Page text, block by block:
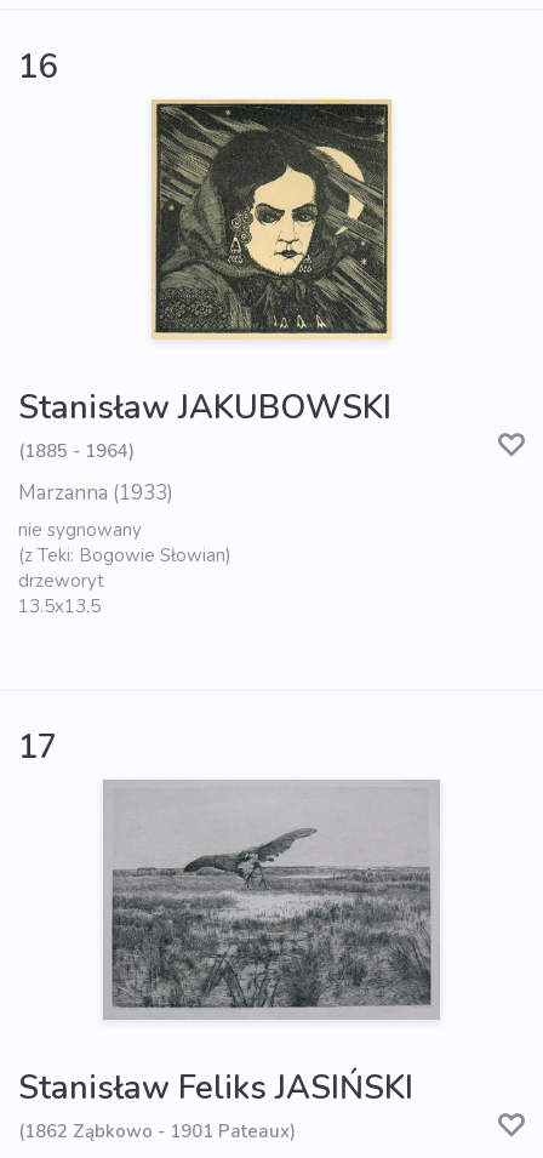
16
Stanisław JAKUBOWSKI
(1885 - 1964)
Marzanna (1933)
nie sygnowany
(z Teki: Bogowie Słowian)
drzeworyt
13.5x13.5
17
Stanisław Feliks JASIŃSKI
(1862 Ząbkowo - 1901 Pateaux)